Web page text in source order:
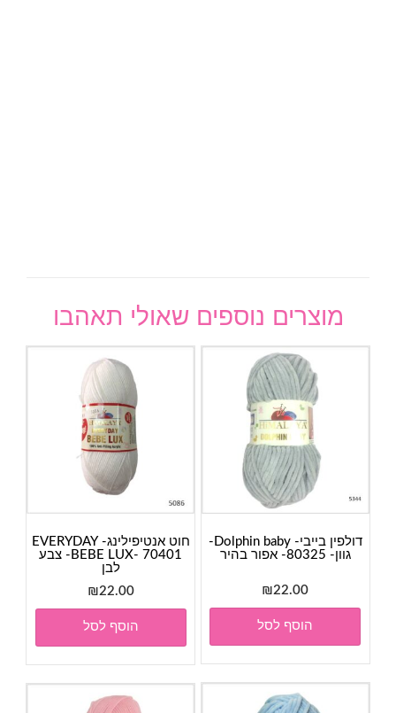
מוצרים נוספים שאולי תאהבו
דולפין בייבי- Dolphin baby-
גוון- 80325- אפור בהיר
₪22.00
הוסף לסל
חוט אנטיפילינג- EVERYDAY
BEBE LUX- 70401- צבע
לבן
₪22.00
הוסף לסל